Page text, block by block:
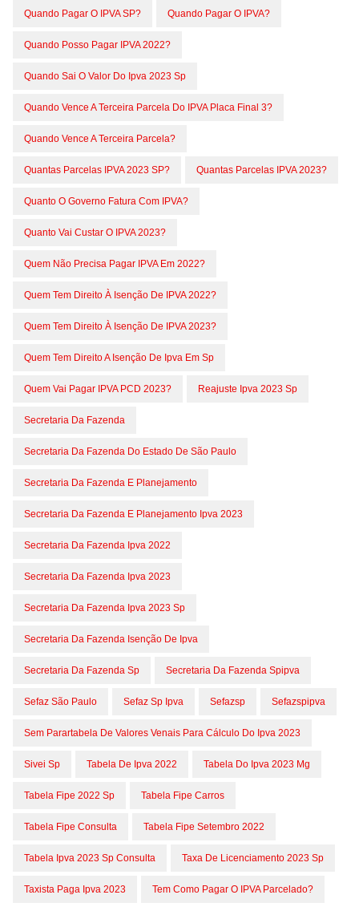
Quando Pagar O IPVA SP? Quando Pagar O IPVA?
Quando Posso Pagar IPVA 2022?
Quando Sai O Valor Do Ipva 2023 Sp
Quando Vence A Terceira Parcela Do IPVA Placa Final 3?
Quando Vence A Terceira Parcela?
Quantas Parcelas IPVA 2023 SP? Quantas Parcelas IPVA 2023?
Quanto O Governo Fatura Com IPVA?
Quanto Vai Custar O IPVA 2023?
Quem Não Precisa Pagar IPVA Em 2022?
Quem Tem Direito À Isenção De IPVA 2022?
Quem Tem Direito À Isenção De IPVA 2023?
Quem Tem Direito A Isenção De Ipva Em Sp
Quem Vai Pagar IPVA PCD 2023? Reajuste Ipva 2023 Sp
Secretaria Da Fazenda
Secretaria Da Fazenda Do Estado De São Paulo
Secretaria Da Fazenda E Planejamento
Secretaria Da Fazenda E Planejamento Ipva 2023
Secretaria Da Fazenda Ipva 2022
Secretaria Da Fazenda Ipva 2023
Secretaria Da Fazenda Ipva 2023 Sp
Secretaria Da Fazenda Isenção De Ipva
Secretaria Da Fazenda Sp Secretaria Da Fazenda Spipva
Sefaz São Paulo Sefaz Sp Ipva Sefazsp Sefazspipva
Sem Parartabela De Valores Venais Para Cálculo Do Ipva 2023
Sivei Sp Tabela De Ipva 2022 Tabela Do Ipva 2023 Mg
Tabela Fipe 2022 Sp Tabela Fipe Carros
Tabela Fipe Consulta Tabela Fipe Setembro 2022
Tabela Ipva 2023 Sp Consulta Taxa De Licenciamento 2023 Sp
Taxista Paga Ipva 2023 Tem Como Pagar O IPVA Parcelado?